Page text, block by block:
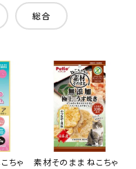
総合
ちゃ
素材そのまま ねこちゃ